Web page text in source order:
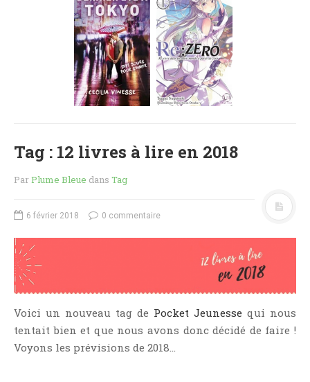
MES CRITIQUES
MES ARTICLES
MES FUTURES
LECTURES
MES CRITIQUES
STEVEN
LECTURES
NOS CRITIQUES
NOS COUPS DE ♥
NOS VIDÉOS
RENDEZ-VOUS LIVRESQUES
SWAPS & CHALLENGES
LES TAGS
Tag : 12 livres à lire en 2018
ParPlume Bleue dans Tag
6 février 2018 0 commentaire
Voici un nouveau tag de Pocket Jeunesse qui nous
tentait bien et que nous avons donc décidé de faire !
Voyons les prévisions de 2018…